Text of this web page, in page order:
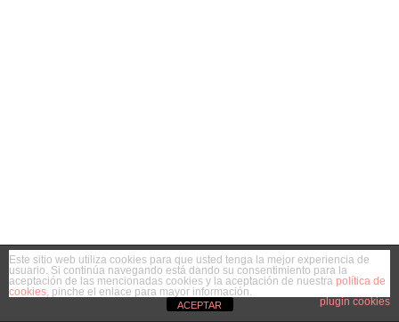
Este sitio web utiliza cookies para que usted tenga la mejor experiencia de
usuario. Si continúa navegando está dando su consentimiento para la
aceptación de las mencionadas cookies y la aceptación de nuestra política de
cookies, pinche el enlace para mayor información.
plugin cookies
ACEPTAR